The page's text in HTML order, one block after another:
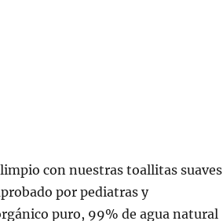
limpio con nuestras toallitas suaves
por pediatras y
puro, 99% de agua natural